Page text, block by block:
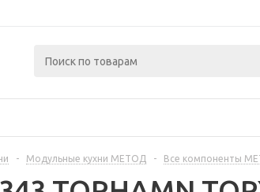
- Модульные кухни МЕТОД - Все компоненты